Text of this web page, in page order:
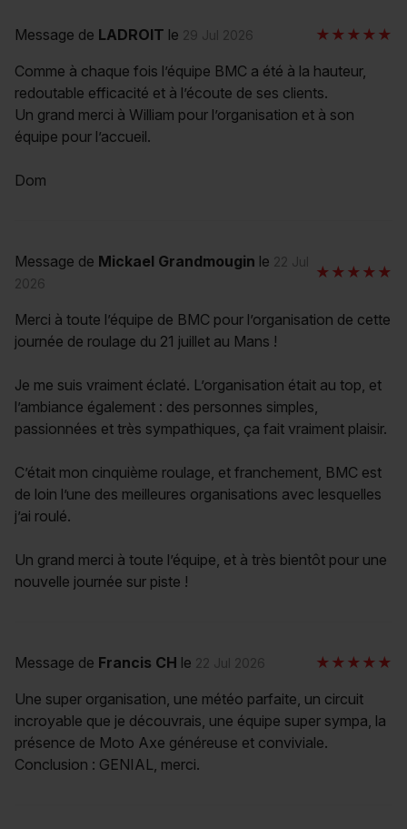
Message de LADROIT le 29 Jul 2026
Comme à chaque fois l’équipe BMC a été à la hauteur,
redoutable efficacité et à l’écoute de ses clients.
Un grand merci à William pour l’organisation et à son
équipe pour l’accueil.
Dom
Message de Mickael Grandmougin le 22 Jul
2026
Merci à toute l’équipe de BMC pour l’organisation de cette
journée de roulage du 21 juillet au Mans !
Je me suis vraiment éclaté. L’organisation était au top, et
l’ambiance également : des personnes simples,
passionnées et très sympathiques, ça fait vraiment plaisir.
C’était mon cinquième roulage, et franchement, BMC est
de loin l’une des meilleures organisations avec lesquelles
j’ai roulé.
Un grand merci à toute l’équipe, et à très bientôt pour une
nouvelle journée sur piste !
Message de Francis CH le 22 Jul 2026
Une super organisation, une météo parfaite, un circuit
incroyable que je découvrais, une équipe super sympa, la
présence de Moto Axe généreuse et conviviale.
Conclusion : GENIAL, merci.